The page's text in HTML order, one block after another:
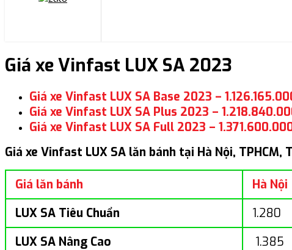
Giá xe Vinfast LUX SA 2023
Giá xe Vinfast LUX SA Base 2023 –
Giá xe Vinfast LUX SA Plus 2023 –
Giá xe Vinfast LUX SA Full 2023 –
Giá xe Vinfast LUX SA lăn bánh tại Hà Nội, TPHCM,
Giá lăn bánh Hà Nội
LUX SA Tiêu Chuẩn
1.280
LUX SA Nâng Cao
1.385